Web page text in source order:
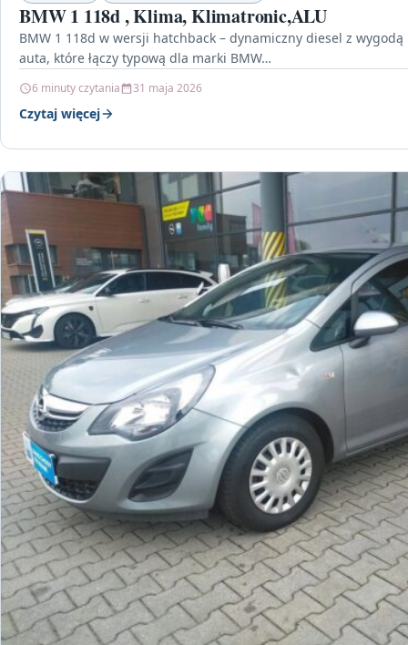
BMW 1 118d , Klima, Klimatronic,ALU
BMW 1 118d w wersji hatchback – dynamiczny diesel z
auta, które łączy typową dla marki BMW…
6 minuty czytania 31 maja 2026
Czytaj więcej